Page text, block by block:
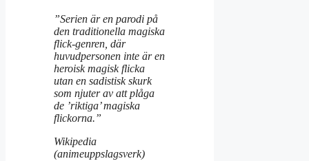
”Serien är en parodi på
den traditionella magiska
flick-genren, där
huvudpersonen inte är en
heroisk magisk flicka
utan en sadistisk skurk
som njuter av att plåga
de ’riktiga’ magiska
flickorna.”
Wikipedia
(animeuppslagsverk)